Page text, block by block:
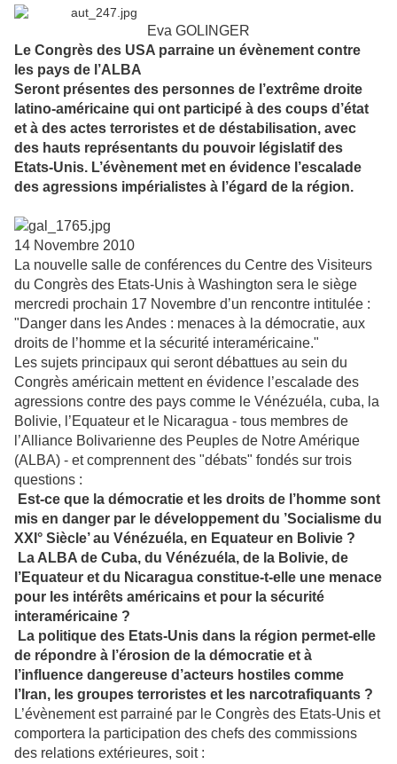
Eva GOLINGER
Le Congrès des USA parraine un évènement contre
les pays de l’ALBA
Seront présentes des personnes de l’extrême droite
latino-américaine qui ont participé à des coups d’état
et à des actes terroristes et de déstabilisation, avec
des hauts représentants du pouvoir législatif des
Etats-Unis. L’évènement met en évidence l’escalade
des agressions impérialistes à l’égard de la région.
14 Novembre 2010
La nouvelle salle de conférences du Centre des Visiteurs
du Congrès des Etats-Unis à Washington sera le siège
mercredi prochain 17 Novembre d’un rencontre intitulée :
"Danger dans les Andes : menaces à la démocratie, aux
droits de l’homme et la sécurité interaméricaine."
Les sujets principaux qui seront débattues au sein du
Congrès américain mettent en évidence l’escalade des
agressions contre des pays comme le Vénézuéla, cuba, la
Bolivie, l’Equateur et le Nicaragua - tous membres de
l’Alliance Bolivarienne des Peuples de Notre Amérique
(ALBA) - et comprennent des "débats" fondés sur trois
questions :
Est-ce que la démocratie et les droits de l’homme sont
mis en danger par le développement du ’Socialisme du
XXI° Siècle’ au Vénézuéla, en Equateur en Bolivie ?
La ALBA de Cuba, du Vénézuéla, de la Bolivie, de
l’Equateur et du Nicaragua constitue-t-elle une menace
pour les intérêts américains et pour la sécurité
interaméricaine ?
La politique des Etats-Unis dans la région permet-elle
de répondre à l’érosion de la démocratie et à
l’influence dangereuse d’acteurs hostiles comme
l’Iran, les groupes terroristes et les narcotrafiquants ?
L’évènement est parrainé par le Congrès des Etats-Unis et
comportera la participation des chefs des commissions
des relations extérieures, soit :